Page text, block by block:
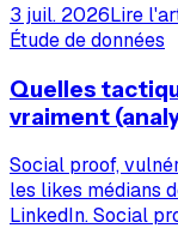
3 juil. 2026Lire
Étude de données
Quelles
vraiment
Social proof,
les likes médians
LinkedIn. Social